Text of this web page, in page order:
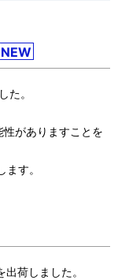
NEW
た。
がありますことを
す。
荷しました。